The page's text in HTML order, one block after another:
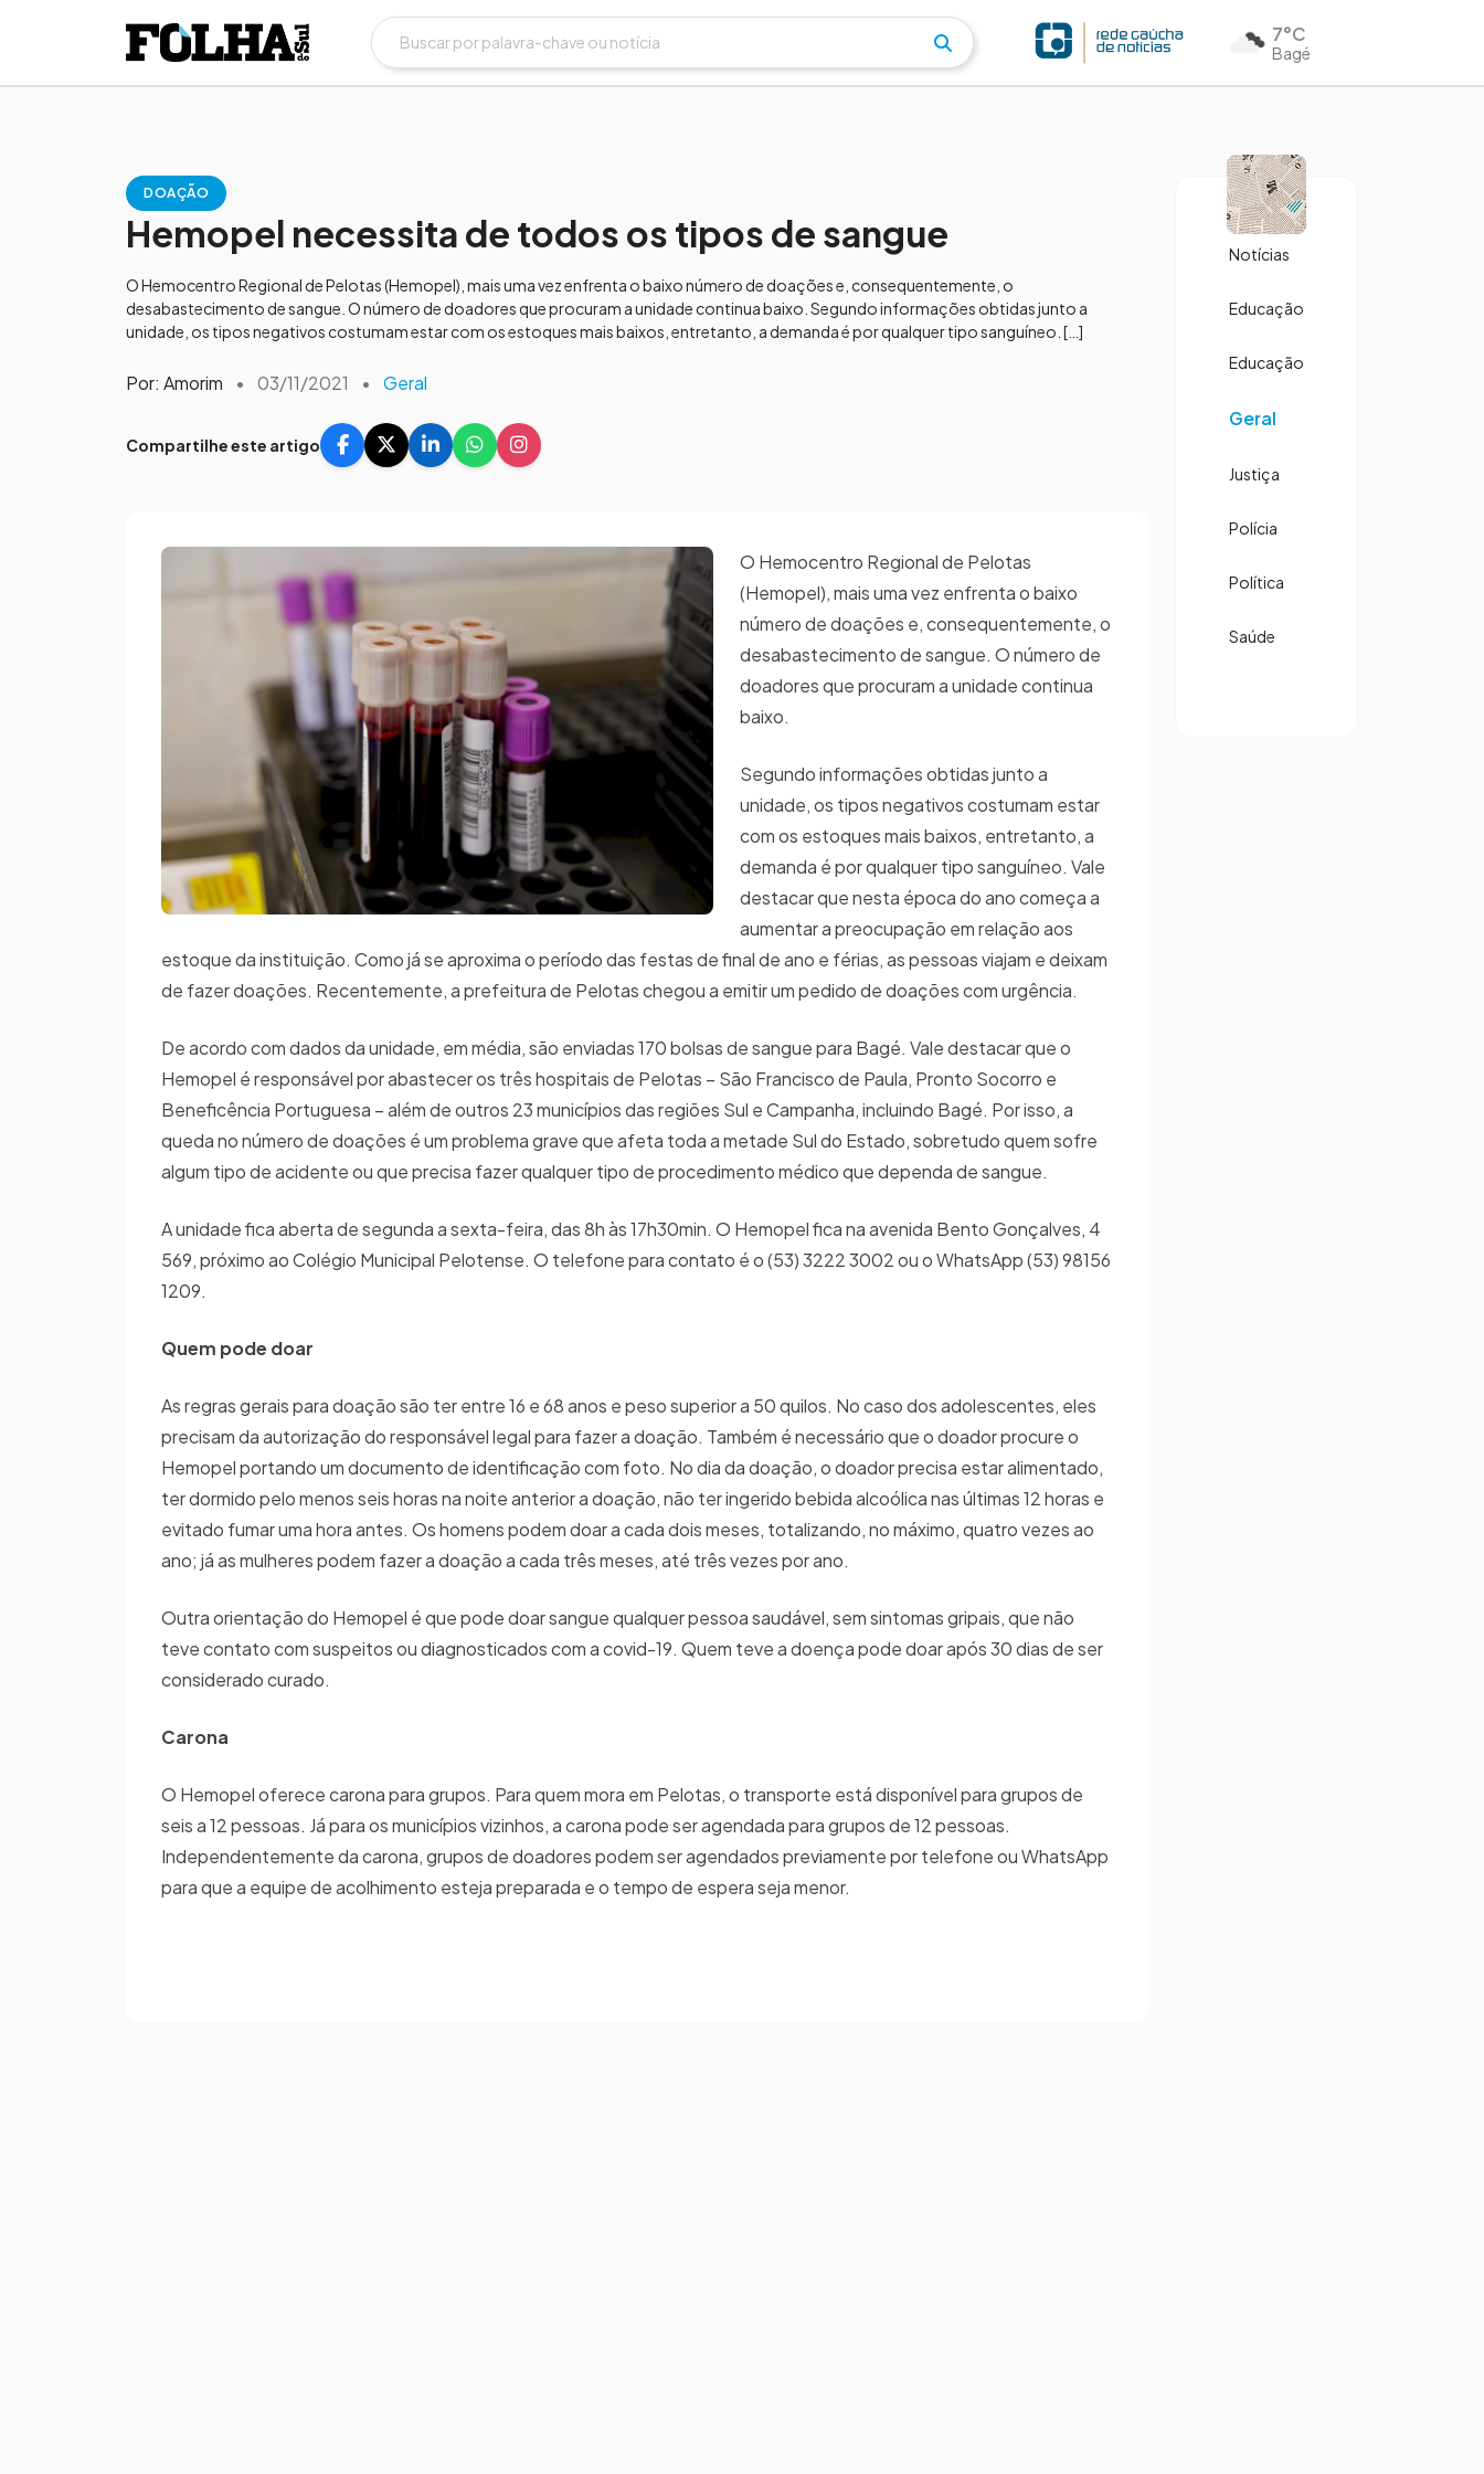
7°C
Bagé
DOAÇÃO
Hemopel necessita de todos os tipos de sangue
O Hemocentro Regional de Pelotas (Hemopel), mais uma vez enfrenta o baixo número de doações e, consequentemente, o
desabastecimento de sangue. O número de doadores que procuram a unidade continua baixo. Segundo informações obtidas junto a
unidade, os tipos negativos costumam estar com os estoques mais baixos, entretanto, a demanda é por qualquer tipo sanguíneo. […]
Por: Amorim • 03/11/2021 • Geral
Compartilhe este artigo
O Hemocentro Regional de Pelotas
(Hemopel), mais uma vez enfrenta o baixo
número de doações e, consequentemente, o
desabastecimento de sangue. O número de
doadores que procuram a unidade continua
baixo.
Segundo informações obtidas junto a
unidade, os tipos negativos costumam estar
com os estoques mais baixos, entretanto, a
demanda é por qualquer tipo sanguíneo. Vale
destacar que nesta época do ano começa a
aumentar a preocupação em relação aos
estoque da instituição. Como já se aproxima o período das festas de final de ano e férias, as pessoas viajam e deixam
de fazer doações. Recentemente, a prefeitura de Pelotas chegou a emitir um pedido de doações com urgência.
De acordo com dados da unidade, em média, são enviadas 170 bolsas de sangue para Bagé. Vale destacar que o
Hemopel é responsável por abastecer os três hospitais de Pelotas – São Francisco de Paula, Pronto Socorro e
Beneficência Portuguesa – além de outros 23 municípios das regiões Sul e Campanha, incluindo Bagé. Por isso, a
queda no número de doações é um problema grave que afeta toda a metade Sul do Estado, sobretudo quem sofre
algum tipo de acidente ou que precisa fazer qualquer tipo de procedimento médico que dependa de sangue.
A unidade fica aberta de segunda a sexta-feira, das 8h às 17h30min. O Hemopel fica na avenida Bento Gonçalves, 4
569, próximo ao Colégio Municipal Pelotense. O telefone para contato é o (53) 3222 3002 ou o WhatsApp (53) 98156
1209.
Quem pode doar
As regras gerais para doação são ter entre 16 e 68 anos e peso superior a 50 quilos. No caso dos adolescentes, eles
precisam da autorização do responsável legal para fazer a doação. Também é necessário que o doador procure o
Hemopel portando um documento de identificação com foto. No dia da doação, o doador precisa estar alimentado,
ter dormido pelo menos seis horas na noite anterior a doação, não ter ingerido bebida alcoólica nas últimas 12 horas e
evitado fumar uma hora antes. Os homens podem doar a cada dois meses, totalizando, no máximo, quatro vezes ao
ano; já as mulheres podem fazer a doação a cada três meses, até três vezes por ano.
Outra orientação do Hemopel é que pode doar sangue qualquer pessoa saudável, sem sintomas gripais, que não
teve contato com suspeitos ou diagnosticados com a covid-19. Quem teve a doença pode doar após 30 dias de ser
considerado curado.
Carona
O Hemopel oferece carona para grupos. Para quem mora em Pelotas, o transporte está disponível para grupos de
seis a 12 pessoas. Já para os municípios vizinhos, a carona pode ser agendada para grupos de 12 pessoas.
Independentemente da carona, grupos de doadores podem ser agendados previamente por telefone ou WhatsApp
para que a equipe de acolhimento esteja preparada e o tempo de espera seja menor.
Notícias
Educação
Educação
Geral
Justiça
Polícia
Política
Saúde